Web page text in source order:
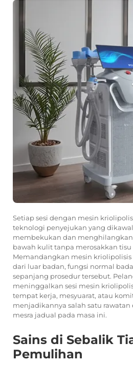
Setiap sesi dengan mesin
teknologi penyejukan yang
membekukan dan
bawah kulit tanpa merosakkan tisu
Memandangkan mesin kriolipolisis
dari luar badan, fungsi normal
sepanjang prosedur tersebut.
meninggalkan sesi mesin
tempat kerja, mesyuarat, atau
menjadikannya salah satu
mesra jadual pada masa ini.
Sains di Sebalik
Pemulihan